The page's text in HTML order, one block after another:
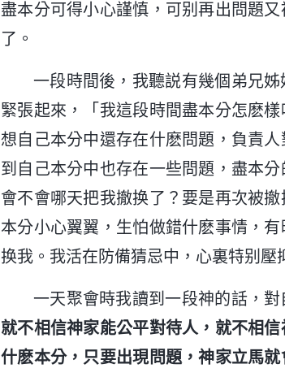
盡本分可得小心謹慎，可别再出問題
了。
一段時間後，我聽説有幾個弟兄
緊張起來，「我這段時間盡本分怎麽
想自己本分中還存在什麽問題，負責
到自己本分中也存在一些問題，盡本
會不會哪天把我撤换了？要是再次被
本分小心翼翼，生怕做錯什麽事情，
换我。我活在防備猜忌中，心裏特别壓
一天聚會時我讀到一段神的話，
就不相信神家能公平對待人，就不相
什麽本分，只要出現問題，神家立馬